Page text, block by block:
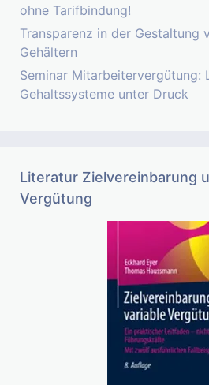
ohne Tarifbindung!
Transparenz in der Gestaltung
Gehältern
Seminar Mitarbeitervergütung:
Gehaltssysteme unter Druck
Literatur Zielvereinbarung
Vergütung